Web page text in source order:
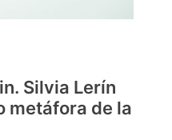
Silvia Lerín
metáfora de la